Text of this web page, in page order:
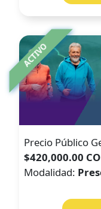
ACTIVO
Image
Precio Público
$420,000.00
Modalidad: